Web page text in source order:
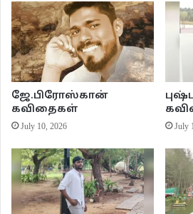
முகமறியா நட்பை
முகம் காட்டாமலே மறைத்திடும்
முடிந்த தேர்வுகள் நடத்தி
முட்டி மோத வைத்திடும்
நம்மை வைத்து
எல்லாம் செய்து விடும்
ஜே.பிரோஸ்கான்
கவிதைகள்
July 10, 2026 July